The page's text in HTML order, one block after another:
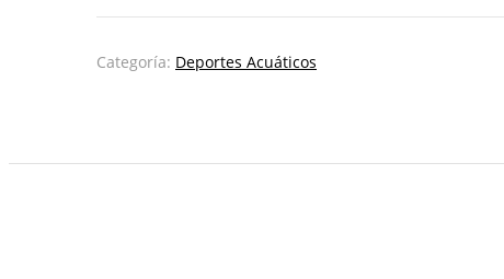
natación
Categoría: Deportes Acuáticos